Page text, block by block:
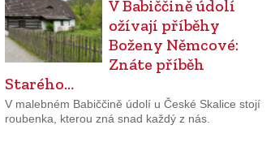
V Babiččině údolí
ožívají příběhy
Boženy Němcové:
Znáte příběh
Starého…
V malebném Babiččině údolí u České Skalice stojí
roubenka, kterou zná snad každý z nás.